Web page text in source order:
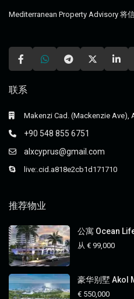
Mediterranean Property Advisory 将
联系
Makenzi Cad. (Mackenzie Ave),
+90 548 855 6751
alxcyprus@gmail.com
live:.cid.a818e2cb1d171710
推荐物业
公寓 Ocean
从 € 99,000
豪华别墅 Akol
€ 550,000